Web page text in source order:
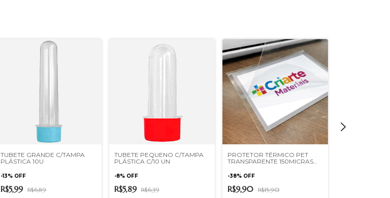
TUBETE GRANDE C/TAMPA
PLÁSTICA 10U
-13% OFF
R$5,99 R$6,89
TUBETE PEQUENO C/TAMPA
PLÁSTICA C/10 UN
-8% OFF
R$5,89 R$6,39
PROTETOR TÉRMICO PET
TRANSPARENTE 150MICRAS
-38% OFF
R$9,90 R$15,90